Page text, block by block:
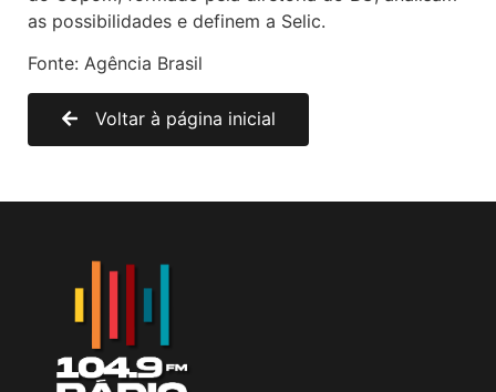
as possibilidades e definem a Selic.
Fonte: Agência Brasil
Voltar à página inicial